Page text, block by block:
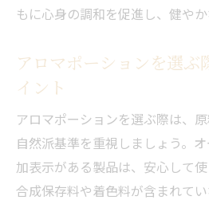
もに心身の調和を促進し、健やか
アロマポーションを選ぶ
イント
アロマポーションを選ぶ際は、
自然派基準を重視しましょう。
加表示がある製品は、安心して使
合成保存料や着色料が含まれて